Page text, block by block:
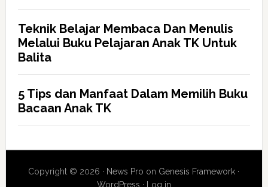
Teknik Belajar Membaca Dan Menulis
Melalui Buku Pelajaran Anak TK Untuk
Balita
5 Tips dan Manfaat Dalam Memilih Buku
Bacaan Anak TK
Copyright © 2026 · News Pro on Genesis Framework ·
WordPress · Log in